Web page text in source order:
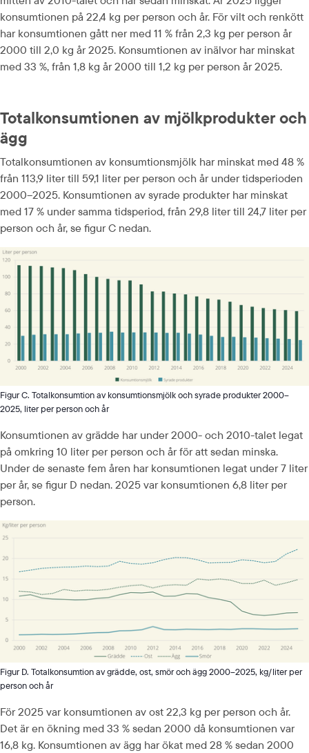
konsumtionen på 22,4 kg per person och år. För vilt och renkött
har konsumtionen gått ner med 11 % från 2,3 kg per person år
2000 till 2,0 kg år 2025. Konsumtionen av inälvor har minskat
med 33 %, från 1,8 kg år 2000 till 1,2 kg per person år 2025.
Totalkonsumtionen av mjölkprodukter och
ägg
Totalkonsumtionen av konsumtionsmjölk har minskat med 48 %
från 113,9 liter till 59,1 liter per person och år under tidsperioden
2000–2025. Konsumtionen av syrade produkter har minskat
med 17 % under samma tidsperiod, från 29,8 liter till 24,7 liter per
person och år, se figur C nedan.
Figur C. Totalkonsumtion av konsumtionsmjölk och syrade produkter 2000–
2025, liter per person och år
Konsumtionen av grädde har under 2000- och 2010-talet legat
på omkring 10 liter per person och år för att sedan minska.
Under de senaste fem åren har konsumtionen legat under 7 liter
per år, se figur D nedan. 2025 var konsumtionen 6,8 liter per
person.
Figur D. Totalkonsumtion av grädde, ost, smör och ägg 2000–2025, kg/liter per
person och år
För 2025 var konsumtionen av ost 22,3 kg per person och år.
Det är en ökning med 33 % sedan 2000 då konsumtionen var
16,8 kg. Konsumtionen av ägg har ökat med 28 % sedan 2000